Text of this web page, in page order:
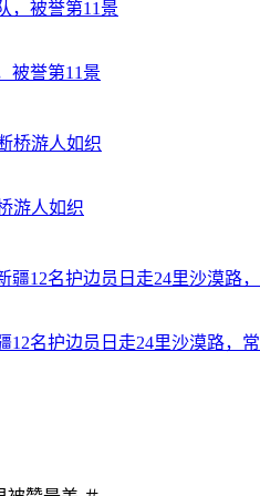
被誉第11景
游人如织
12名护边员日走24里沙漠路，